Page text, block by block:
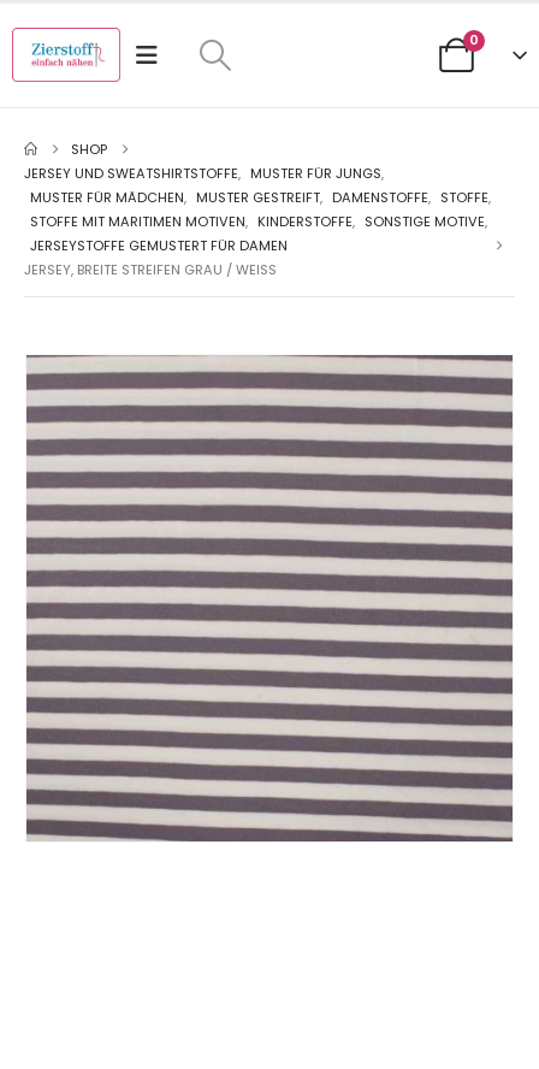
0
SHOP
JERSEY UND SWEATSHIRTSTOFFE, MUSTER FÜR JUNGS,
MUSTER FÜR MÄDCHEN, MUSTER GESTREIFT, DAMENSTOFFE, STOFFE,
STOFFE MIT MARITIMEN MOTIVEN, KINDERSTOFFE, SONSTIGE MOTIVE,
JERSEYSTOFFE GEMUSTERT FÜR DAMEN
JERSEY, BREITE STREIFEN GRAU / WEISS